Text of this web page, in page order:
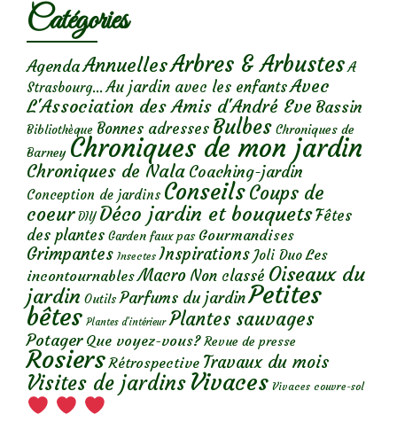
Catégories
AgendaAnnuellesArbres & Arbustes A
Strasbourg... Au jardin avec les enfantsAvec
L'Association des Amis d'André Eve Bassin
Bibliothèque Bonnes adresses Bulbes Chroniques de
Barney Chroniques de mon jardin
Chroniques de Nala Coaching-jardin
Conception de jardins ConseilsCoups de
coeur DIY Déco jardin et bouquetsFêtes
des plantes Garden faux pas Gourmandises
Grimpantes Insectes Inspirations Joli Duo Les
incontournables Macro Non classé Oiseaux du
jardin Outils Parfums du jardinPetites
bêtes Plantes d’intérieur Plantes sauvages
Potager Que voyez-vous? Revue de presse
Rosiers Rétrospective Travaux du mois
Visites de jardins Vivaces Vivaces couvre-sol